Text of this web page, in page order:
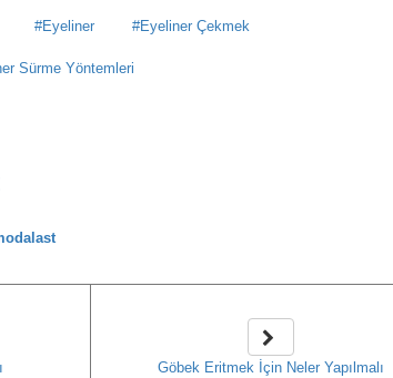
Eyeliner Eyeliner Çekmek
Sürme Yöntemleri
Göbek Eritmek İçin Neler Yapılmalı